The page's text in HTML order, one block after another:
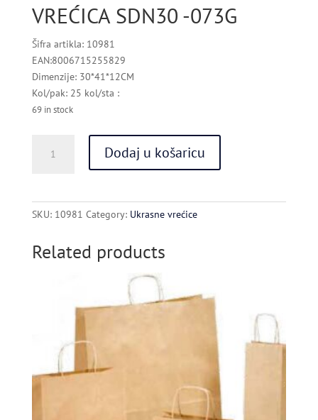
VREĆICA SDN30 -073G
Šifra artikla: 10981
EAN:8006715255829
Dimenzije: 30*41*12CM
Kol/pak: 25 kol/sta :
69 in stock
SDN30
Dodaj u košaricu
SKU: 10981 Category: Ukrasne vrećice
Related products